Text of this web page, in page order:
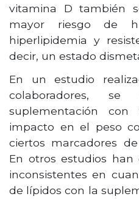
vitamina D también
mayor riesgo de
hiperlipidemia y
decir, un estado
En un estudio
colaboradores,
suplementación
impacto en el peso
ciertos marcadores
En otros estudios han
inconsistentes en
de lípidos con la